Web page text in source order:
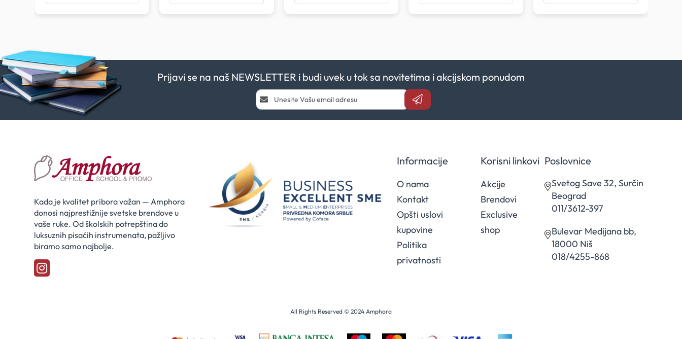
Prijavi se na naš NEWSLETTER i budi uvek u tok sa novitetima i akcijskom ponudom
Prijavi
se
Kada je kvalitet pribora važan — Amphora
donosi najprestižnije svetske brendove u
vaše ruke. Od školskih potrepština do
luksuznih pisaćih instrumenata, pažljivo
biramo samo najbolje.
Informacije
O nama
Kontakt
Opšti uslovi
kupovine
Politika
privatnosti
Korisni linkovi
Akcije
Brendovi
Exclusive
shop
Poslovnice
Svetog Save 32, Surčin
Beograd
011/3612-397
Bulevar Medijana bb,
18000 Niš
018/4255-868
All Rights Reserved © 2024 Amphora